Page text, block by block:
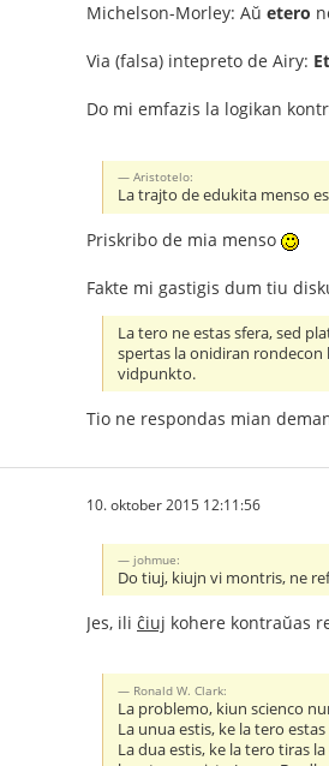
Michelson-Morley: Aŭ etero
Via (falsa) intepreto de Airy:
Do mi emfazis la logikan
Aristotelo:
La trajto de edukita menso
Priskribo de mia menso
Fakte mi gastigis dum tiu
La tero ne estas sfera, sed
spertas la onidiran rondecon
vidpunkto.
Tio ne respondas mian
10. oktober 2015 12:11:56
johmue:
Do tiuj, kiujn vi montris, ne
Jes, ili ĉiuj kohere kontraŭas
Ronald W. Clark:
La problemo, kiun scienco
La unua estis, ke la tero
La dua estis, ke la tero tiras